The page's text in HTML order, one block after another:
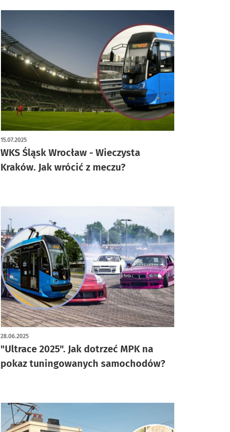
WKS Śląsk Wrocław - Wieczysta
Kraków. Jak wrócić z meczu?
15.07.2025
"Ultrace 2025". Jak dotrzeć MPK na
pokaz tuningowanych samochodów?
28.06.2025